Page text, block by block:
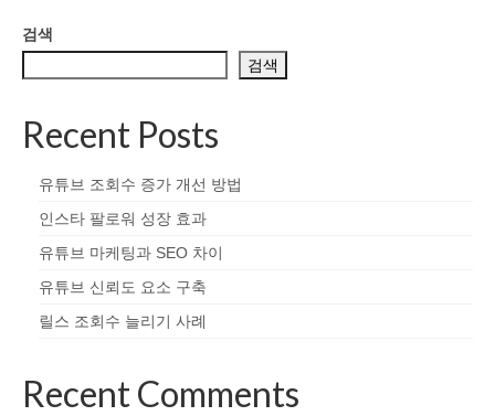
검색
검색
Recent Posts
유튜브 조회수 증가 개선 방법
인스타 팔로워 성장 효과
유튜브 마케팅과 SEO 차이
유튜브 신뢰도 요소 구축
릴스 조회수 늘리기 사례
Recent Comments